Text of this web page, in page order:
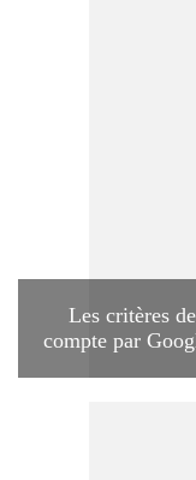
Les critères
compte par